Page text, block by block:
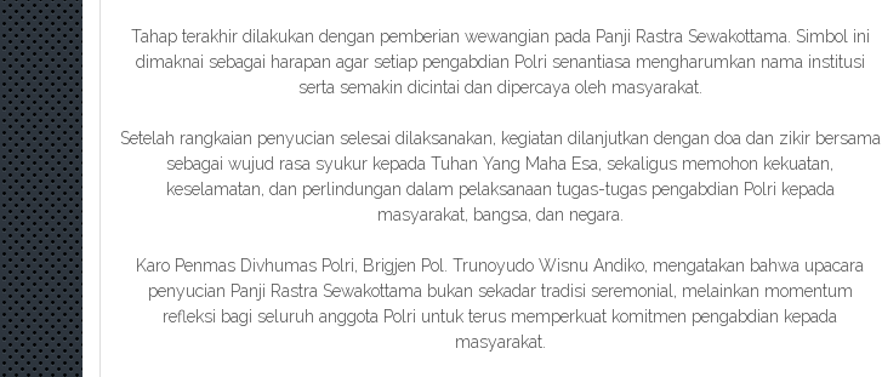
Tahap terakhir dilakukan dengan pemberian wewangian pada Panji Rastra Sewakottama. Simbol ini
dimaknai sebagai harapan agar setiap pengabdian Polri senantiasa mengharumkan nama institusi
serta semakin dicintai dan dipercaya oleh masyarakat.
Setelah rangkaian penyucian selesai dilaksanakan, kegiatan dilanjutkan dengan doa dan zikir bersama
sebagai wujud rasa syukur kepada Tuhan Yang Maha Esa, sekaligus memohon kekuatan,
keselamatan, dan perlindungan dalam pelaksanaan tugas-tugas pengabdian Polri kepada
masyarakat, bangsa, dan negara.
Karo Penmas Divhumas Polri, Brigjen Pol. Trunoyudo Wisnu Andiko, mengatakan bahwa upacara
penyucian Panji Rastra Sewakottama bukan sekadar tradisi seremonial, melainkan momentum
refleksi bagi seluruh anggota Polri untuk terus memperkuat komitmen pengabdian kepada
masyarakat.